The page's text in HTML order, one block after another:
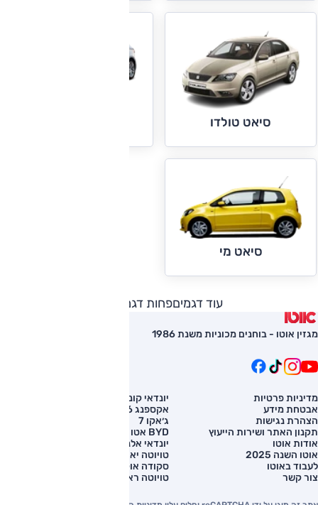
סיאט טולדו
סיאט מי
עוד דגמיםפחות דגמים
מגזין אוטו - בוחנים מכוניות משנת 1986
מדיניות פרטיות
אבטחת מידע
הצהרת נגישות
תקנון האתר ושירות הייעוץ
אודות אוטו
אוטו השנה 2025
לעבוד באוטו
צור קשר
יונדאי קונה
אקספנג G6
ג׳אקו 7
BYD אטו 3
יונדאי אלנטרה
טויוטה יאריס קרוס
סקודה אוקטביה
טויוטה ראב 4